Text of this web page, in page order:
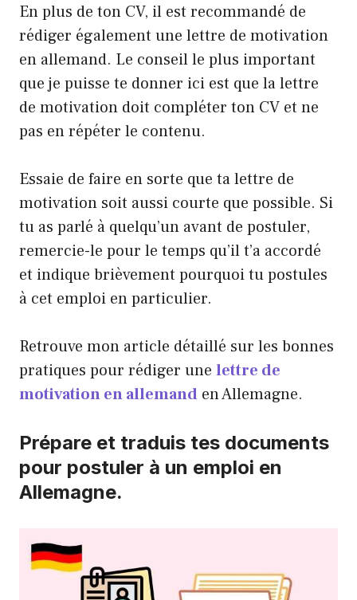
En plus de ton CV, il est recommandé de
rédiger également une lettre de motivation
en allemand. Le conseil le plus important
que je puisse te donner ici est que la lettre
de motivation doit compléter ton CV et ne
pas en répéter le contenu.
Essaie de faire en sorte que ta lettre de
motivation soit aussi courte que possible. Si
tu as parlé à quelqu’un avant de postuler,
remercie-le pour le temps qu’il t’a accordé
et indique brièvement pourquoi tu postules
à cet emploi en particulier.
Retrouve mon article détaillé sur les bonnes
pratiques pour rédiger une lettre de
motivation en allemand en Allemagne.
Prépare et traduis tes documents
pour postuler à un emploi en
Allemagne.